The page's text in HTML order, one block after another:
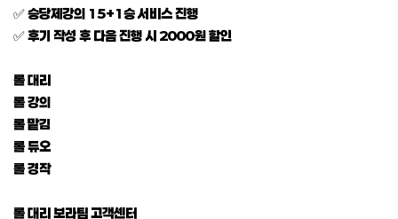
✅ 승당제강의 15+1승 서비스 진행
✅ 후기 작성 후 다음 진행 시 2000원 할인
롤 대리
롤 강의
롤 맡김
롤 듀오
롤 경작
롤 대리 보라팀 고객센터